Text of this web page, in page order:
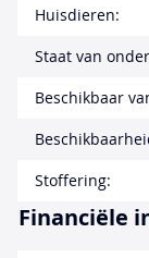
Huisdieren:
Staat van
Beschikbaar
Stoffering:
Financiële